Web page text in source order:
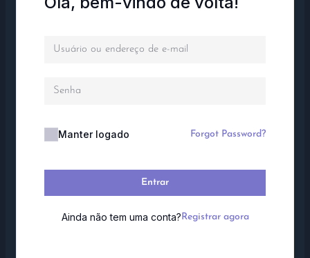
Manter logado Forgot Password?
Entrar
Ainda não tem uma conta? Registrar agora